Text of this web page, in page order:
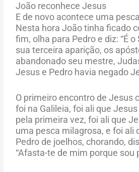
João reconhece Jesus
E de novo acontece uma
Nesta hora João tinha ficado
fim, olha para Pedro e diz: “É
sua terceira aparição, os
abandonado seu mestre,
Jesus e Pedro havia negado
O primeiro encontro de Jesus
foi na Galileia, foi ali que
pela primeira vez, foi ali que
uma pesca milagrosa, e foi ali
Pedro de joelhos, chorando,
“Afasta-te de mim porque sou